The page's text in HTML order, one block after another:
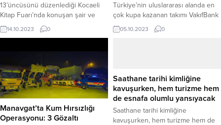
13’üncüsünü düzenlediği Kocaeli
Kitap Fuarı’nda konuşan şair ve
yazar Ahmet Ümit, bir polisiye
roman yazarının neden aşkı
düşünceler gelir aklımıza. Ama FBI
raporlarına göre cinayetlerin ikinci
nedeninin aşk olduğu bildirilmiş.
Aşk dediğimiz şey aslında o kadar
da masum...
14.10.2023 0
Türkiye’nin uluslararası alanda en
çok kupa kazanan takımı VakıfBank
Spor Kulübü, yeni sezon açılışında
medya mensupları ile bir araya
Başkanı Abdi Serdar Üstünsalih,
kulüp yöneticileri, teknik ekip ve
sporcular katıldı. Abdi Serdar
Üstünsalih: “Yeni sezona, hiçbir şey
kazanmamışçasına iştahlı, her şeyi...
05.10.2023 0
Manavgat’ta Kum Hırsızlığı
Operasyonu: 3 Gözaltı
Saathane tarihi kimliğine
kavuşurken, hem turizme hem
de esnafa olumlu yansıyacak
Saathane tarihi kimliğine
kavuşurken, hem turizme hem de